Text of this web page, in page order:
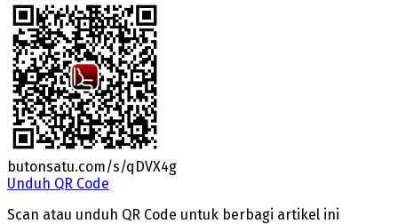
butonsatu.com/s/qDVX4g
Unduh QR Code
Scan atau unduh QR Code untuk berbagi artikel ini